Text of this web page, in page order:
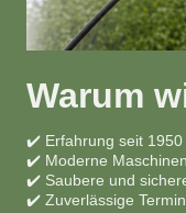
Warum
✔️ Erfahrung seit 1950
✔️ Moderne Maschinen
✔️ Saubere und
✔️ Zuverlässige